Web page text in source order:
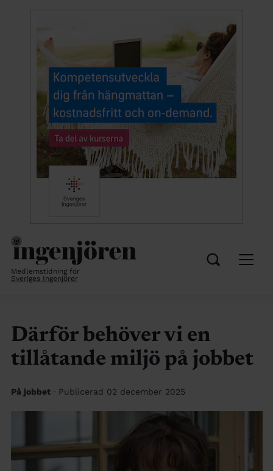
Medlemstidning för
Sveriges Ingenjörer
Därför behöver vi en
tillåtande miljö på jobbet
På jobbet · Publicerad 02 december 2025